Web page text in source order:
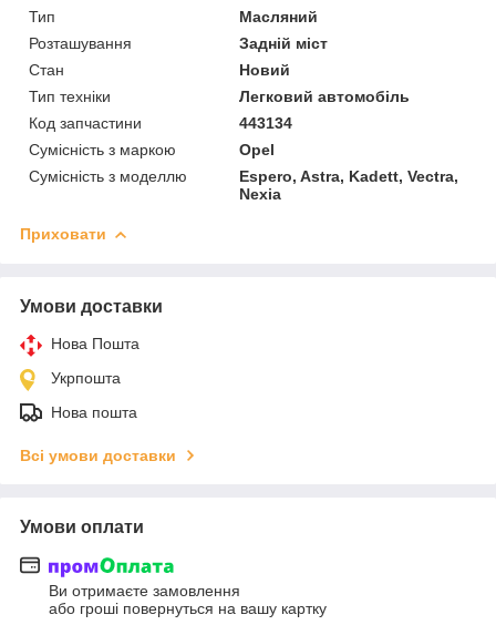
Тип
Масляний
Розташування
Задній міст
Стан
Новий
Тип техніки
Легковий автомобіль
Код запчастини
443134
Сумісність з маркою
Opel
Сумісність з моделлю
Espero, Astra, Kadett, Vectra,
Nexia
Приховати
Умови доставки
Нова Пошта
Укрпошта
Нова пошта
Всі умови доставки
Умови оплати
Ви отримаєте замовлення
або гроші повернуться на вашу картку